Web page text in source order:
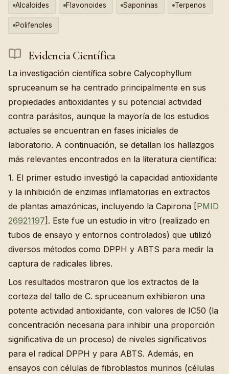
Alcaloides Flavonoides Saponinas Terpenos
Polifenoles
Evidencia Científica
La investigación científica sobre Calycophyllum
spruceanum se ha centrado principalmente en sus
propiedades antioxidantes y su potencial actividad
contra parásitos, aunque la mayoría de los estudios
actuales se encuentran en fases iniciales de
laboratorio. A continuación, se detallan los hallazgos
más relevantes encontrados en la literatura científica:
1. El primer estudio investigó la capacidad antioxidante
y la inhibición de enzimas inflamatorias en extractos
de plantas amazónicas, incluyendo la Capirona [PMID
26921197]. Este fue un estudio in vitro (realizado en
tubos de ensayo y entornos controlados) que utilizó
diversos métodos como DPPH y ABTS para medir la
captura de radicales libres.
Los resultados mostraron que los extractos de la
corteza del tallo de C. spruceanum exhibieron una
potente actividad antioxidante, con valores de IC50 (la
concentración necesaria para inhibir una proporción
significativa de un proceso) de niveles significativos
para el radical DPPH y para ABTS. Además, en
ensayos con células de fibroblastos murinos (células